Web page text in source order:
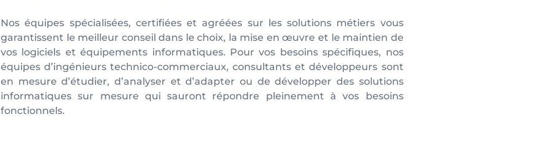
Nos équipes spécialisées, certifiées et agréées sur les solutions métiers vous
garantissent le meilleur conseil dans le choix, la mise en œuvre et le maintien de
vos logiciels et équipements informatiques. Pour vos besoins spécifiques, nos
équipes d’ingénieurs technico-commerciaux, consultants et développeurs sont
en mesure d’étudier, d’analyser et d’adapter ou de développer des solutions
informatiques sur mesure qui sauront répondre pleinement à vos besoins
fonctionnels.